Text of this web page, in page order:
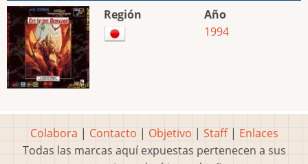
Región
Año
1994
Colabora | Contacto | Objetivo | Staff| Enlaces
Todas las marcas aquí expuestas pertenecen a sus